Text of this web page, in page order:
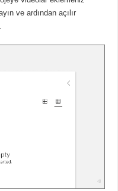
ve ardından açılır